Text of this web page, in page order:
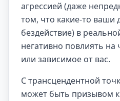
агрессией (даже
том, что какие-то ваши
бездействие) в
негативно повлиять на
или зависимое от вас.
С трансцендентной
может быть призывом к